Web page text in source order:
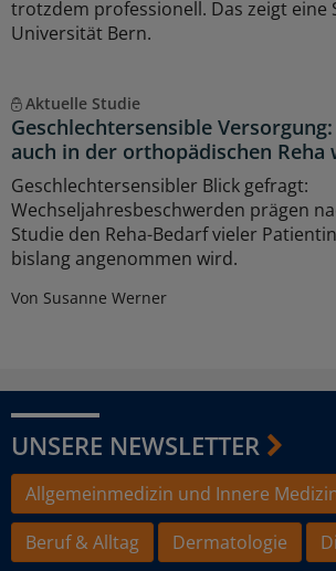
trotzdem professionell. Das zeigt eine
Universität Bern.
Aktuelle Studie
Geschlechtersensible
auch in der orthopädischen
Geschlechtersensibler Blick gefragt:
Wechseljahresbeschwerden prägen
Studie den Reha-Bedarf vieler
bislang angenommen wird.
Von Susanne Werner
UNSERE NEWSLETTER
Allgemeinmedizin und Innere
Beruf & Alltag
Dermatologie